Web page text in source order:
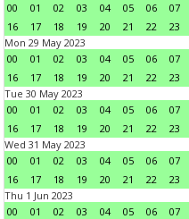
00
01 02 03 04 05 06 07
16
17 18 19 20 21 22
23
Mon 29 May 2023
00
01 02 03 04 05 06 07
16
17 18 19 20 21 22
23
Tue 30 May 2023
00
01 02 03 04 05 06 07
16
17 18 19 20 21 22
23
Wed 31 May 2023
00
01 02 03 04 05 06 07
16
17 18 19 20 21 22
23
Thu 1 Jun 2023
00
01 02 03 04 05 06 07